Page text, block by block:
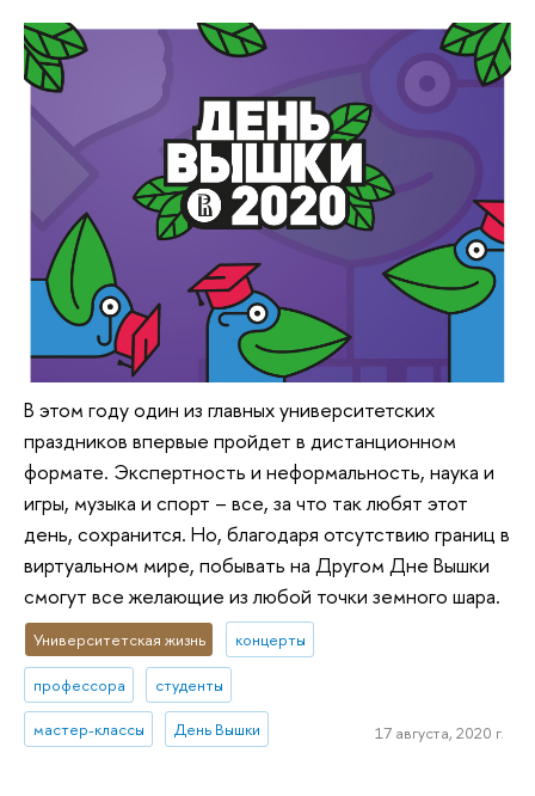
В этом году один из главных университетских
праздников впервые пройдет в дистанционном
формате. Экспертность и неформальность, наука и
игры, музыка и спорт – все, за что так любят этот
день, сохранится. Но, благодаря отсутствию границ в
виртуальном мире, побывать на Другом Дне Вышки
смогут все желающие из любой точки земного шара.
Университетская жизнь концерты
профессора студенты
мастер-классы День Вышки 17 августа, 2020 г.